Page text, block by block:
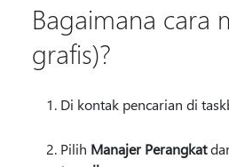
Bagaimana cara
grafis)?
Di kontak pencarian di
Pilih Manajer Perangkat